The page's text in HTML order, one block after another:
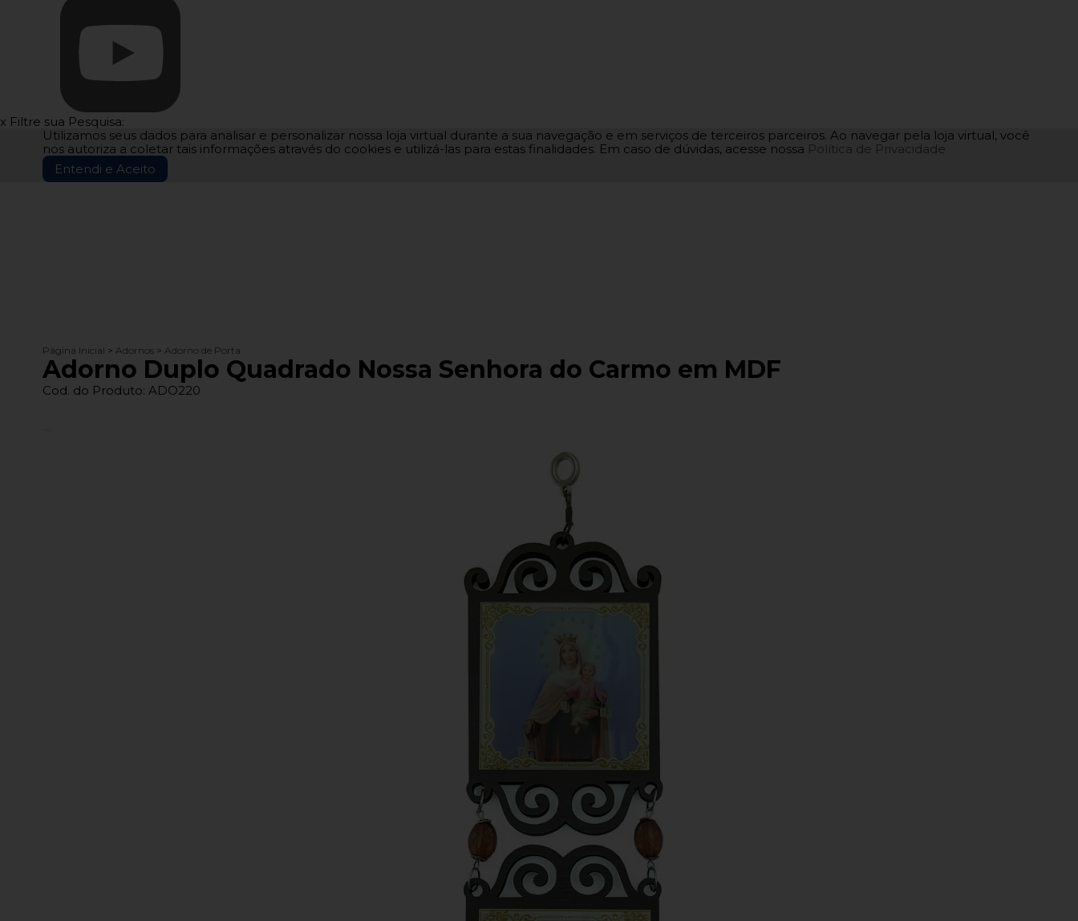
x Filtre sua Pesquisa:
Utilizamos seus dados para analisar e personalizar nossa loja virtual durante a sua navegação e em serviços de terceiros parceiros. Ao navegar pela loja virtual, você
nos autoriza a coletar tais informações através do cookies e utilizá-las para estas finalidades. Em caso de dúvidas, acesse nossa Política de Privacidade
Entendi e Aceito
Página Inicial > Adornos > Adorno de Porta
Adorno Duplo Quadrado Nossa Senhora do Carmo em MDF
Cod. do Produto: ADO220